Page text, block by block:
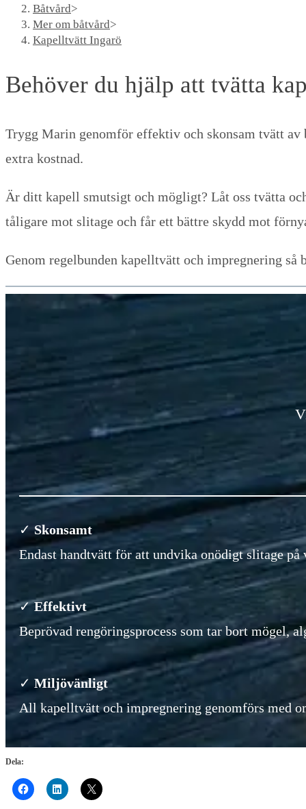
Båtvård>
Mer om båtvård>
Kapelltvätt Ingarö
Behöver du hjälp att tvätta
Trygg Marin genomför effektiv och skonsam tvätt
extra kostnad.
Är ditt kapell smutsigt och mögligt? Låt oss tvätta
tåligare mot slitage och får ett bättre skydd mot
Genom regelbunden kapelltvätt och impregnering
✓Skonsamt
Endast handtvätt för att undvika onödigt slitage på
✓Effektivt
Beprövad rengöringsprocess som tar bort mögel,
✓ Miljövänligt
All kapelltvätt och impregnering genomförs med
Dela: